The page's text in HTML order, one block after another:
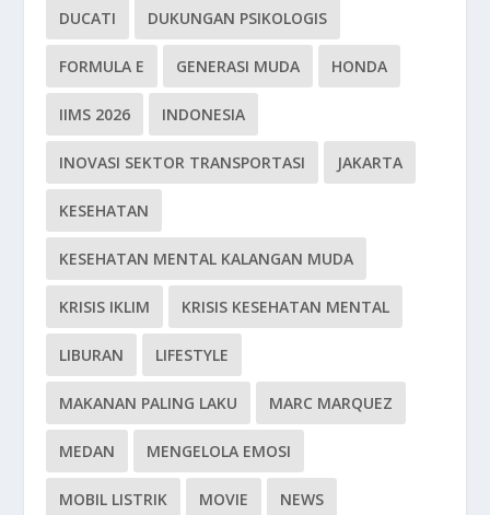
DUCATI DUKUNGAN PSIKOLOGIS
FORMULA E GENERASI MUDA HONDA
IIMS 2026 INDONESIA
INOVASI SEKTOR TRANSPORTASI JAKARTA
KESEHATAN
KESEHATAN MENTAL KALANGAN MUDA
KRISIS IKLIM KRISIS KESEHATAN MENTAL
LIBURAN LIFESTYLE
MAKANAN PALING LAKU MARC MARQUEZ
MEDAN MENGELOLA EMOSI
MOBIL LISTRIK MOVIE NEWS